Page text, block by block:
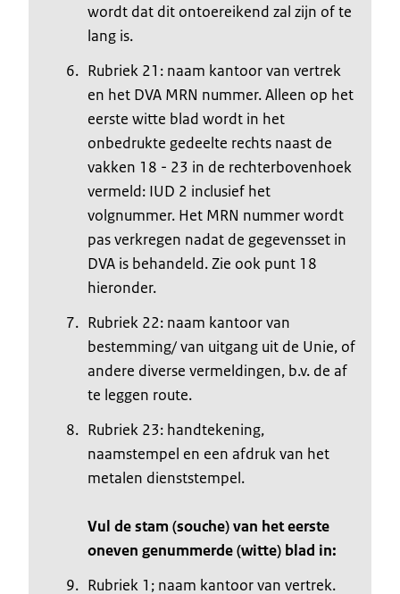
wordt dat dit ontoereikend zal zijn of te
lang is.
Rubriek 21: naam kantoor van vertrek
en het DVA MRN nummer. Alleen op het
eerste witte blad wordt in het
onbedrukte gedeelte rechts naast de
vakken 18 - 23 in de rechterbovenhoek
vermeld: IUD 2 inclusief het
volgnummer. Het MRN nummer wordt
pas verkregen nadat de gegevensset in
DVA is behandeld. Zie ook punt 18
hieronder.
Rubriek 22: naam kantoor van
bestemming/ van uitgang uit de Unie, of
andere diverse vermeldingen, b.v. de af
te leggen route.
Rubriek 23: handtekening,
naamstempel en een afdruk van het
metalen dienststempel.
Vul de stam (souche) van het eerste
oneven genummerde (witte) blad in:
Rubriek 1; naam kantoor van vertrek.